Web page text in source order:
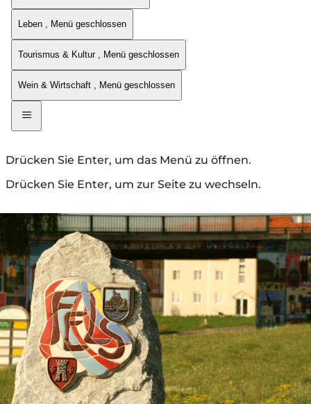
Leben , Menü geschlossen
Tourismus & Kultur , Menü geschlossen
Wein & Wirtschaft , Menü geschlossen
Drücken Sie Enter, um das Menü zu öffnen.
Drücken Sie Enter, um zur Seite zu wechseln.